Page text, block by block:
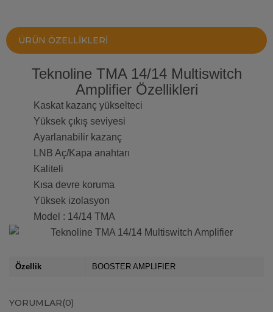
ÜRÜN ÖZELLIKLERI
Teknoline TMA 14/14 Multiswitch
Amplifier Özellikleri
Kaskat kazanç yükselteci
Yüksek çıkış seviyesi
Ayarlanabilir kazanç
LNB Aç/Kapa anahtarı
Kaliteli
Kısa devre koruma
Yüksek izolasyon
Model : 14/14 TMA
Özellik BOOSTER AMPLIFIER
YORUMLAR(0)